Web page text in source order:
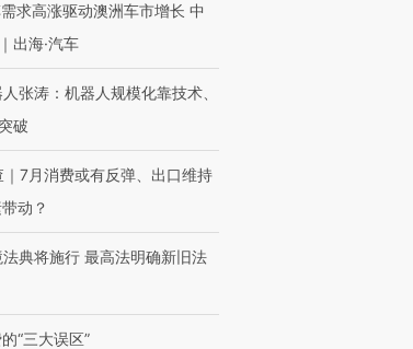
求高涨驱动澳洲车市增长 中
出海·汽车
张涛：机器人规模化靠技术、
破
｜7月消费或有反弹、出口维持
动？
典将施行 最高法明确新旧法
“三大误区”